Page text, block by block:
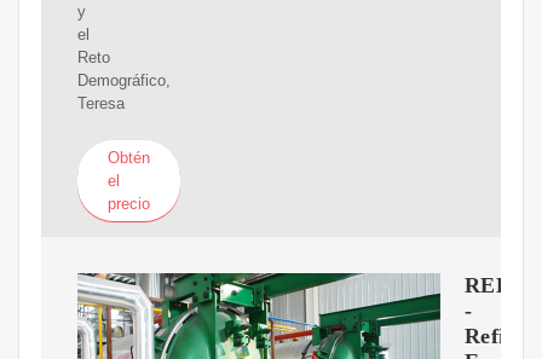
y
el
Reto
Demográfico,
Teresa
Obtén
el
precio
-